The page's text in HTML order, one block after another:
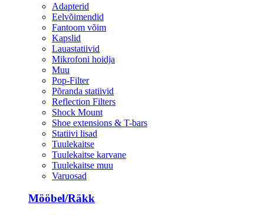
Adapterid
Eelvõimendid
Fantoom võim
Kapslid
Lauastatiivid
Mikrofoni hoidja
Muu
Pop-Filter
Põranda statiivid
Reflection Filters
Shock Mount
Shoe extensions & T-bars
Statiivi lisad
Tuulekaitse
Tuulekaitse karvane
Tuulekaitse muu
Varuosad
Mööbel/Räkk